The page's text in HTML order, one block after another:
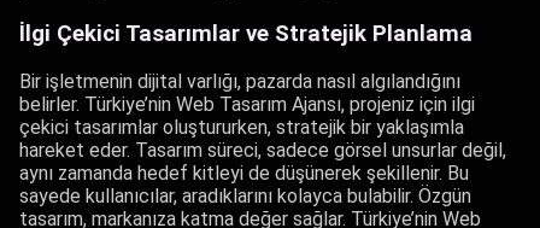
İlgi Çekici Tasarımlar ve Stratejik Planlama
Bir işletmenin dijital varlığı, pazarda nasıl algılandığını
belirler. Türkiye’nin Web Tasarım Ajansı, projeniz için ilgi
çekici tasarımlar oluştururken, stratejik bir yaklaşımla
hareket eder. Tasarım süreci, sadece görsel unsurlar değil,
aynı zamanda hedef kitleyi de düşünerek şekillenir. Bu
sayede kullanıcılar, aradıklarını kolayca bulabilir. Özgün
tasarım, markanıza katma değer sağlar. Türkiye’nin Web